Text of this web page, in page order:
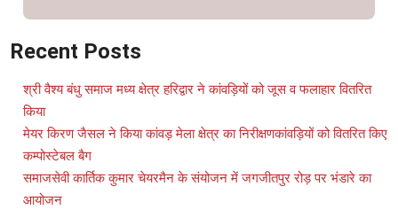
Recent Posts
श्री वैश्य बंधु समाज मध्य क्षेत्र हरिद्वार ने कांवड़ियों को जूस व फलाहार वितरित
किया
मेयर किरण जैसल ने किया कांवड़ मेला क्षेत्र का निरीक्षणकांवड़ियों को वितरित किए
कम्पोस्टेबल बैग
समाजसेवी कार्तिक कुमार चेयरमैन के संयोजन में जगजीतपुर रोड़ पर भंडारे का
आयोजन